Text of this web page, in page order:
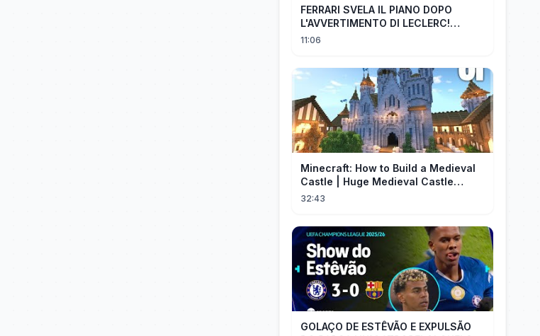
FERRARI SVELA IL PIANO DOPO
L'AVVERTIMENTO DI LECLERC!
AGGIORNAMENTI PAZZESCHI a
11:06
Minecraft: How to Build a Medieval
Castle | Huge Medieval Castle
Tutorial - Part 1
32:43
GOLAÇO DE ESTÊVÃO E EXPULSÃO